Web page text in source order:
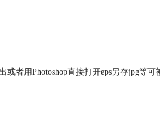
者用Photoshop直接打开eps另存jpg等可